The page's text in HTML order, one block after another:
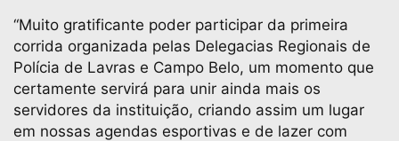
“Muito gratificante poder participar da primeira
corrida organizada pelas Delegacias Regionais de
Polícia de Lavras e Campo Belo, um momento que
certamente servirá para unir ainda mais os
servidores da instituição, criando assim um lugar
em nossas agendas esportivas e de lazer com